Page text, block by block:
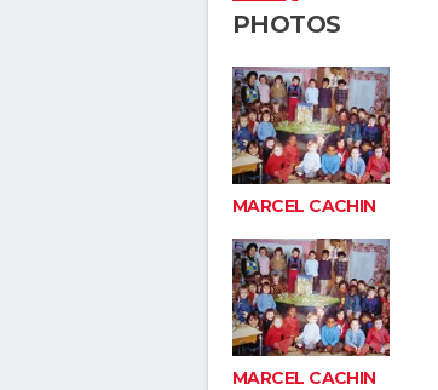
PHOTOS
MARCEL CACHIN
MARCEL CACHIN